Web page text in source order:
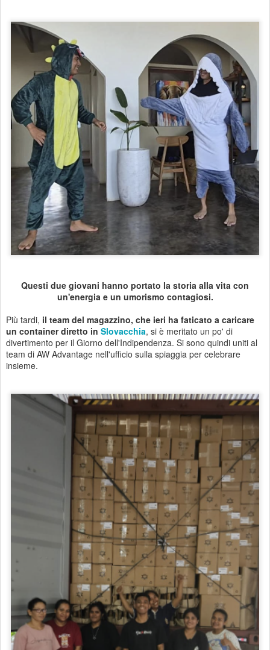
Questi due giovani hanno portato la storia alla vita con
un'energia e un umorismo contagiosi.
Più tardi, il team del magazzino, che ieri ha faticato a caricare
un container diretto in Slovacchia, si è meritato un po' di
divertimento per il Giorno dell'Indipendenza. Si sono quindi uniti al
team di AW Advantage nell'ufficio sulla spiaggia per celebrare
insieme.